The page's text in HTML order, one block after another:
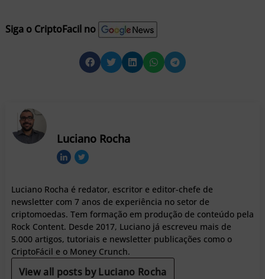
Siga o CriptoFacil no
Luciano Rocha
Luciano Rocha é redator, escritor e editor-chefe de
newsletter com 7 anos de experiência no setor de
criptomoedas. Tem formação em produção de conteúdo pela
Rock Content. Desde 2017, Luciano já escreveu mais de
5.000 artigos, tutoriais e newsletter publicações como o
CriptoFácil e o Money Crunch.
View all posts by Luciano Rocha